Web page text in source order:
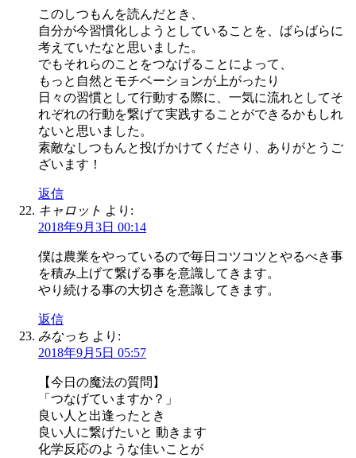
このしつもんを読んだとき、
自分が今習慣化しようとしていることを、ばらばらに
考えていたなと思いました。
でもそれらのことをつなげることによって、
もっと自然とモチベーションが上がったり
日々の習慣として行動する際に、一気に流れとしてそ
れぞれの行動を繋げて実践することができるかもしれ
ないと思いました。
素敵なしつもんと投げかけてくださり、ありがとうご
ざいます！
返信
キャロット より:
2018年9月3日 00:14
僕は農業をやっているので毎日コツコツとやるべき事
を積み上げて繋げる事を意識してきます。
やり続ける事の大切さを意識してきます。
返信
みなっち より:
2018年9月5日 05:57
【今日の魔法の質問】
「つなげていますか？」
良い人と出逢ったとき
良い人に繋げたいと 動きます
化学反応のような佳いことが